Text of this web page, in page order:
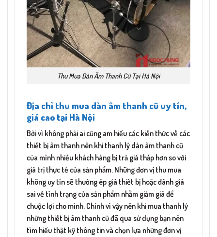
Thu Mua Dàn Âm Thanh Cũ Tại Hà Nội
Địa chỉ thu mua dàn âm thanh cũ uy tín,
giá cao tại Hà Nội
Bởi vì không phải ai cũng am hiểu các kiến thức về các
thiết bị âm thanh nên khi thanh lý dàn âm thanh cũ
của mình nhiều khách hàng bị trả giá thấp hơn so với
giá trị thực tế của sản phẩm. Những đơn vị thu mua
không uy tín sẽ thường ép giá thiết bị hoặc đánh giá
sai về tình trạng của sản phẩm nhằm giảm giá để
chuộc lợi cho mình. Chính vì vậy nên khi mua thanh lý
những thiết bị âm thanh cũ đã qua sử dụng bạn nên
tìm hiểu thật kỹ thông tin và chọn lựa những đơn vị